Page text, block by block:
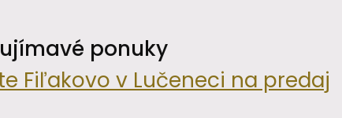
ponuky
Fiľakovo v Lučeneci na predaj